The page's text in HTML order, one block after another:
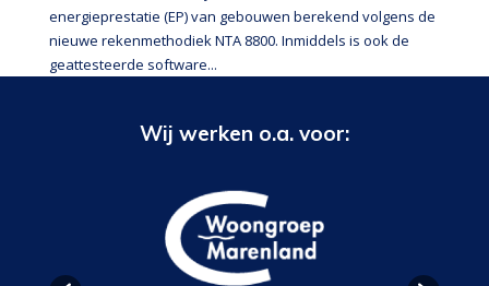
energieprestatie (EP) van gebouwen berekend volgens de
nieuwe rekenmethodiek NTA 8800. Inmiddels is ook de
geattesteerde software...
Wij werken o.a. voor: